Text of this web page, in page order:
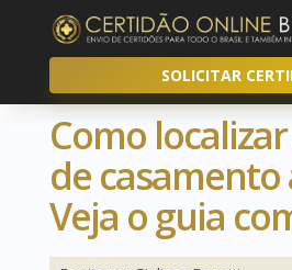
SOLICITAR
Como
de casamento
Veja o guia